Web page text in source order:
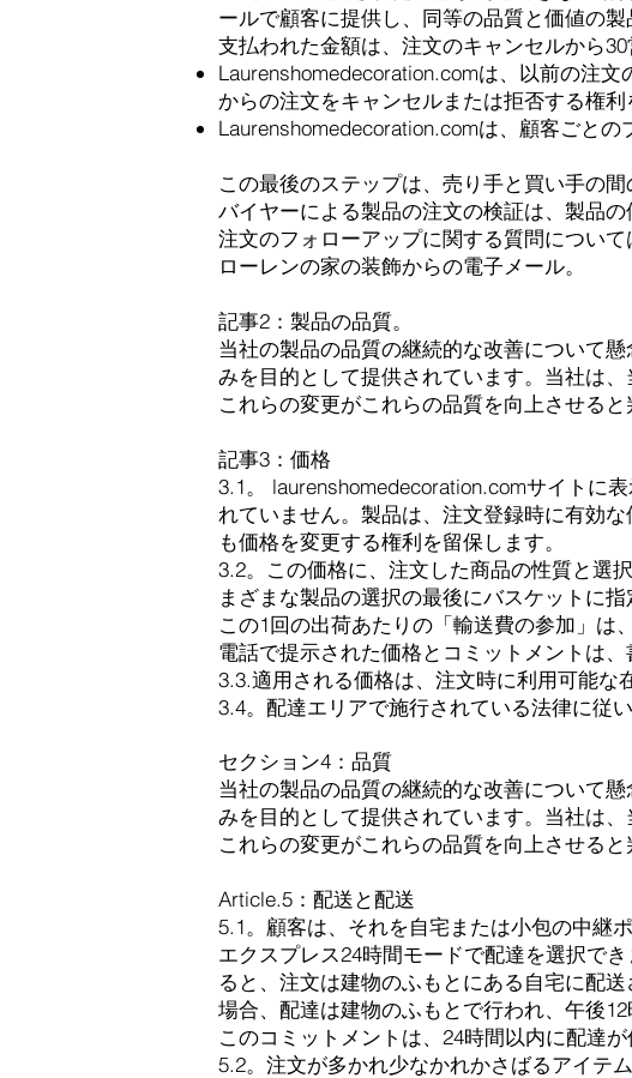
ールで顧客に提供し、同等の品質と価値の
支払われた金額は、注文のキャンセルから30
Laurenshomedecoration.comは、以前の注
からの注文をキャンセルまたは拒否する権利
Laurenshomedecoration.comは、顧客ごと
この最後のステップは、売り手と買い手の間
バイヤーによる製品の注文の検証は、製品の
注文のフォローアップに関する質問につい
ローレンの家の装飾からの電子メール。
記事2：製品の品質。
当社の製品の品質の継続的な改善について
みを目的として提供されています。当社は
これらの変更がこれらの品質を向上させると
記事3：価格
3.1。 laurenshomedecoration.comサイトに
れていません。製品は、注文登録時に有効
も価格を変更する権利を留保します。
3.2。この価格に、注文した商品の性質と選
まざまな製品の選択の最後にバスケットに
この1回の出荷あたりの「輸送費の参加」は
電話で提示された価格とコミットメントは
3.3.適用される価格は、注文時に利用可能な
3.4。配達エリアで施行されている法律に従
セクション4：品質
当社の製品の品質の継続的な改善について
みを目的として提供されています。当社は
これらの変更がこれらの品質を向上させると
Article.5：配送と配送
5.1。顧客は、それを自宅または小包の中継
エクスプレス24時間モードで配達を選択で
ると、注文は建物のふもとにある自宅に配
場合、配達は建物のふもとで行われ、午後
このコミットメントは、24時間以内に配達
5.2。注文が多かれ少なかれかさばるアイテ